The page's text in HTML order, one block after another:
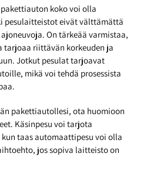
koko voi olla
pesulaitteistot eivät välttämättä
On tärkeää varmistaa,
tarjoaa riittävän korkeuden ja
Jotkut pesulat tarjoavat
mikä voi tehdä prosessista
pakettiautollesi, ota huomioon
Käsinpesu voi tarjota
taas automaattipesu voi olla
jos sopiva laitteisto on